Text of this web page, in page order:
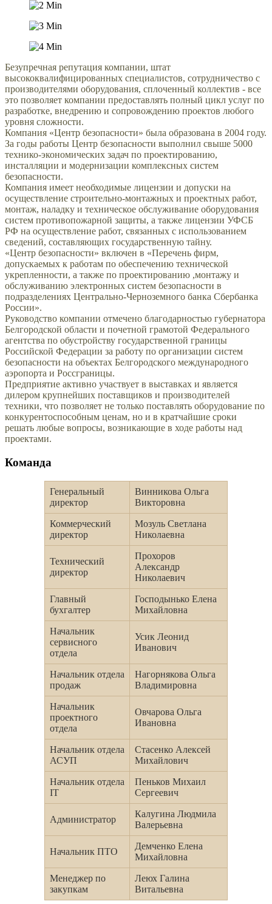
Безупречная репутация компании, штат
высококвалифицированных специалистов, сотрудничество с
производителями оборудования, сплоченный коллектив - все
это позволяет компании предоставлять полный цикл услуг по
разработке, внедрению и сопровождению проектов любого
уровня сложности.
Компания «Центр безопасности» была образована в 2004 году.
За годы работы Центр безопасности выполнил свыше 5000
технико-экономических задач по проектированию,
инсталляции и модернизации комплексных систем
безопасности.
Компания имеет необходимые лицензии и допуски на
осуществление строительно-монтажных и проектных работ,
монтаж, наладку и техническое обслуживание оборудования
систем противопожарной защиты, а также лицензии УФСБ
РФ на осуществление работ, связанных с использованием
сведений, составляющих государственную тайну.
«Центр безопасности» включен в «Перечень фирм,
допускаемых к работам по обеспечению технической
укрепленности, а также по проектированию ,монтажу и
обслуживанию электронных систем безопасности в
подразделениях Центрально-Черноземного банка Сбербанка
России».
Руководство компании отмечено благодарностью губернатора
Белгородской области и почетной грамотой Федерального
агентства по обустройству государственной границы
Российской Федерации за работу по организации систем
безопасности на объектах Белгородского международного
аэропорта и Россграницы.
Предприятие активно участвует в выставках и является
дилером крупнейших поставщиков и производителей
техники, что позволяет не только поставлять оборудование по
конкурентоспособным ценам, но и в кратчайшие сроки
решать любые вопросы, возникающие в ходе работы над
проектами.
Команда
Генеральный
директор
Винникова Ольга
Викторовна
Коммерческий
директор
Мозуль Светлана
Николаевна
Технический
директор
Прохоров
Александр
Николаевич
Главный
бухгалтер
Господынько Елена
Михайловна
Начальник
сервисного
отдела
Усик Леонид
Иванович
Начальник отдела
продаж
Нагорнякова Ольга
Владимировна
Начальник
проектного
отдела
Овчарова Ольга
Ивановна
Начальник отдела
АСУП
Стасенко Алексей
Михайлович
Начальник отдела
IT
Пеньков Михаил
Сергеевич
Администратор
Калугина Людмила
Валерьевна
Начальник ПТО
Демченко Елена
Михайловна
Менеджер по
закупкам
Леюх Галина
Витальевна